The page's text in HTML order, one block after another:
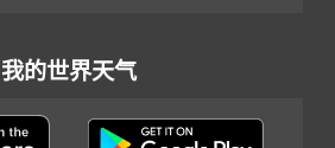
我的世界天气